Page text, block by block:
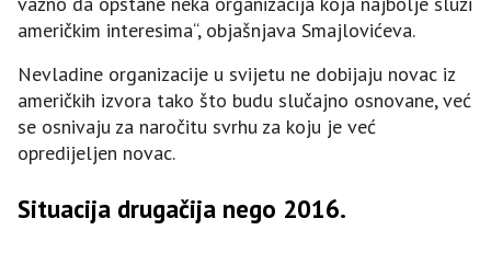
američkim interesima“, objašnjava Smajlovićeva.
Nevladine organizacije u svijetu ne dobijaju novac iz
američkih izvora tako što budu slučajno osnovane, već
se osnivaju za naročitu svrhu za koju je već
opredijeljen novac.
Situacija drugačija nego 2016.